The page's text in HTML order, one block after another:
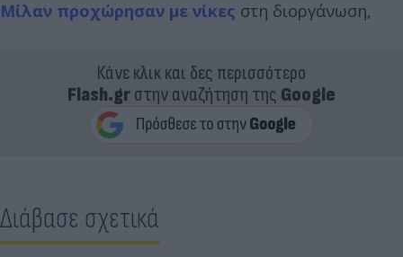
Μίλαν προχώρησαν με νίκες στη διοργάνωση,
Κάνε κλικ και δες περισσότερο
Flash.grστην αναζήτηση της Google
Διάβασε σχετικά